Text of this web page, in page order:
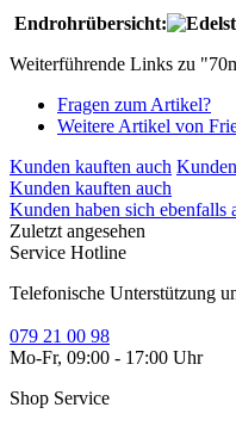
Endrohrübersicht:
Weiterführende Links zu
Fragen zum Artikel?
Weitere Artikel von
Kunden kauften auch
Kunden kauften auch
Kunden haben sich ebenfalls
Zuletzt angesehen
Service Hotline
Telefonische Unterstützung
079 21 00 98
Mo-Fr, 09:00 - 17:00 Uhr
Shop Service